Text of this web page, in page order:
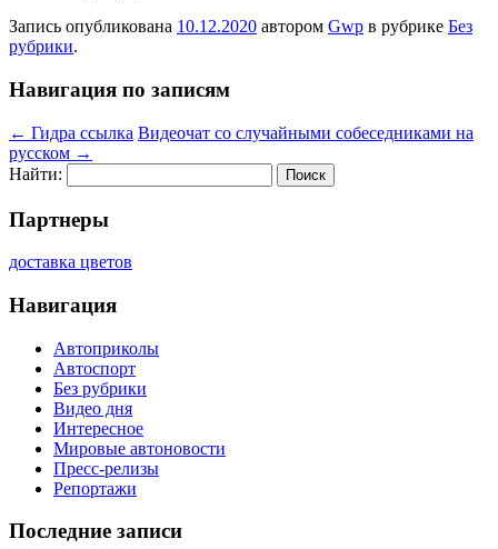
Запись опубликована 10.12.2020 автором Gwp в рубрике Без
рубрики.
Навигация по записям
← Гидра ссылка Видеочат со случайными собеседниками на
русском →
Найти:
Партнеры
доставка цветов
Навигация
Автоприколы
Автоспорт
Без рубрики
Видео дня
Интересное
Мировые автоновости
Пресс-релизы
Репортажи
Последние записи